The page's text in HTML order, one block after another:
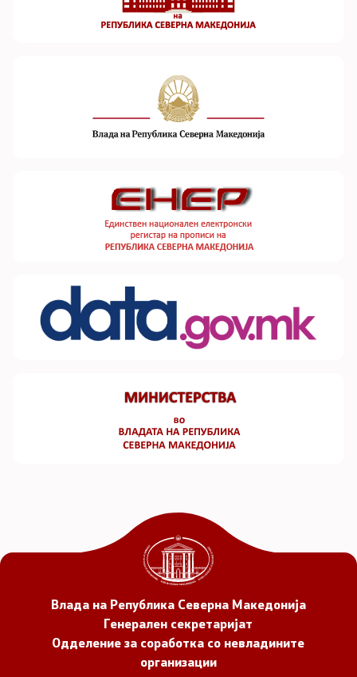
Влада на Република Северна Македонија
Генерален секретаријат
Одделение за соработка со невладините
организации